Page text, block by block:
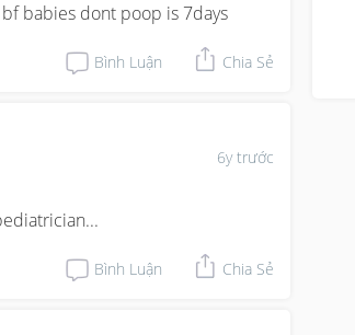
babies dont poop is 7days
Bình Luận Chia Sẻ
6y trước
Bình Luận Chia Sẻ